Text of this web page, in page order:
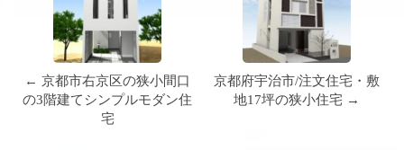
← 京都市右京区の狭小間口
の3階建てシンプルモダン住
宅
京都府宇治市/注文住宅・敷
地17坪の狭小住宅 →